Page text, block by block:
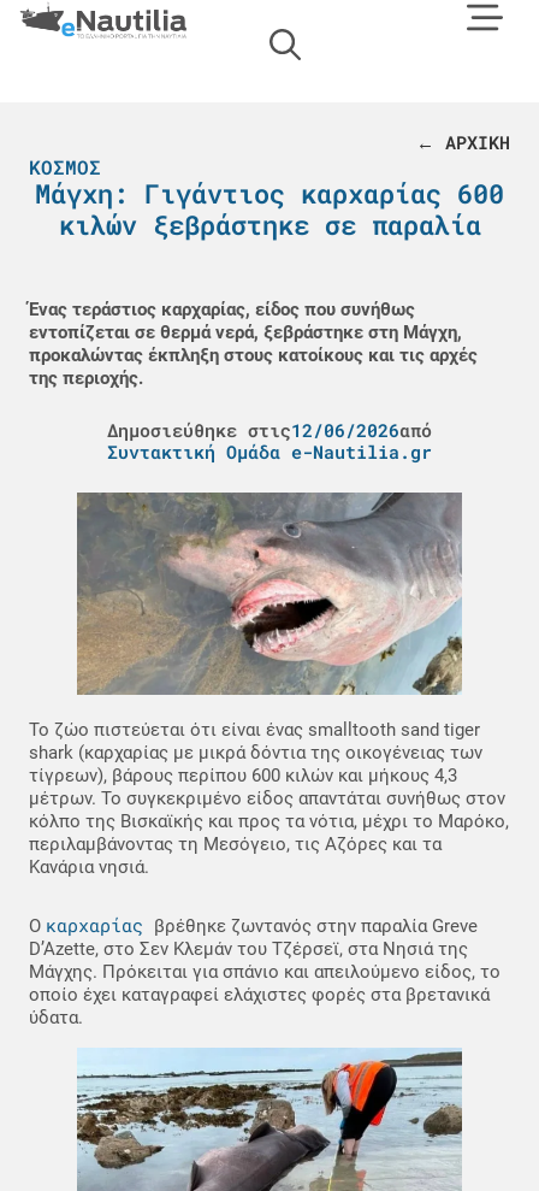
← ΑΡΧΙΚΗ
ΚΌΣΜΟΣ
Μάγχη: Γιγάντιος καρχαρίας 600
κιλών ξεβράστηκε σε παραλία
Ένας τεράστιος καρχαρίας, είδος που συνήθως
εντοπίζεται σε θερμά νερά, ξεβράστηκε στη Μάγχη,
προκαλώντας έκπληξη στους κατοίκους και τις αρχές
της περιοχής.
Δημοσιεύθηκε στις12/06/2026από
Συντακτική Ομάδα e-Nautilia.gr
Το ζώο πιστεύεται ότι είναι ένας smalltooth sand tiger
shark (καρχαρίας με μικρά δόντια της οικογένειας των
τίγρεων), βάρους περίπου 600 κιλών και μήκους 4,3
μέτρων. Το συγκεκριμένο είδος απαντάται συνήθως στον
κόλπο της Βισκαϊκής και προς τα νότια, μέχρι το Μαρόκο,
περιλαμβάνοντας τη Μεσόγειο, τις Αζόρες και τα
Κανάρια νησιά.
Ο καρχαρίας
βρέθηκε ζωντανός στην παραλία Greve
D’Azette, στο Σεν Κλεμάν του Τζέρσεϊ, στα Νησιά της
Μάγχης. Πρόκειται για σπάνιο και απειλούμενο είδος, το
οποίο έχει καταγραφεί ελάχιστες φορές στα βρετανικά
ύδατα.